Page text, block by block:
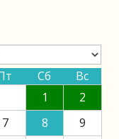
Сб
Вс
1
2
7 8
9